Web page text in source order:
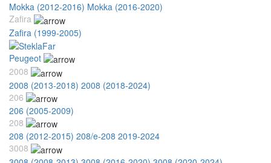
Mokka (2012-2016) Mokka (2016-2020)
Zafira
Zafira (1999-2005)
Peugeot
2008
2008 (2013-2018) 2008 (2018-2024)
206
206 (2005-2009)
208
208 (2012-2015) 208/e-208 2019-2024
3008